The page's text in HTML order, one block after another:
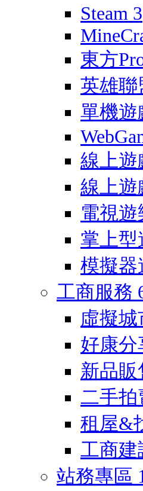
Steam 3
東方
英雄聯
單機遊
線上遊
線上遊
電視遊
掌上型
模擬器
工商服務
虛擬城
好康分
新品販
二手拍
租屋&
工商建
站務專區